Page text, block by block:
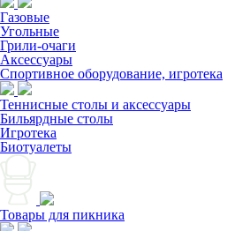
Газовые
Угольные
Грили-очаги
Аксессуары
Спортивное оборудование, игротека
Теннисные столы и аксессуары
Бильярдные столы
Игротека
Биотуалеты
Товары для пикника